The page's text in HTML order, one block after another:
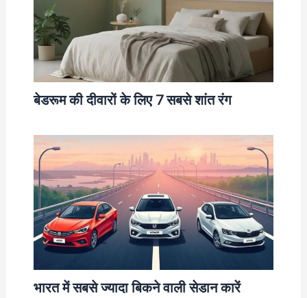
बेडरूम की दीवारों के लिए 7 सबसे शांत रंग
भारत में सबसे ज्यादा बिकने वाली सेडान कारें